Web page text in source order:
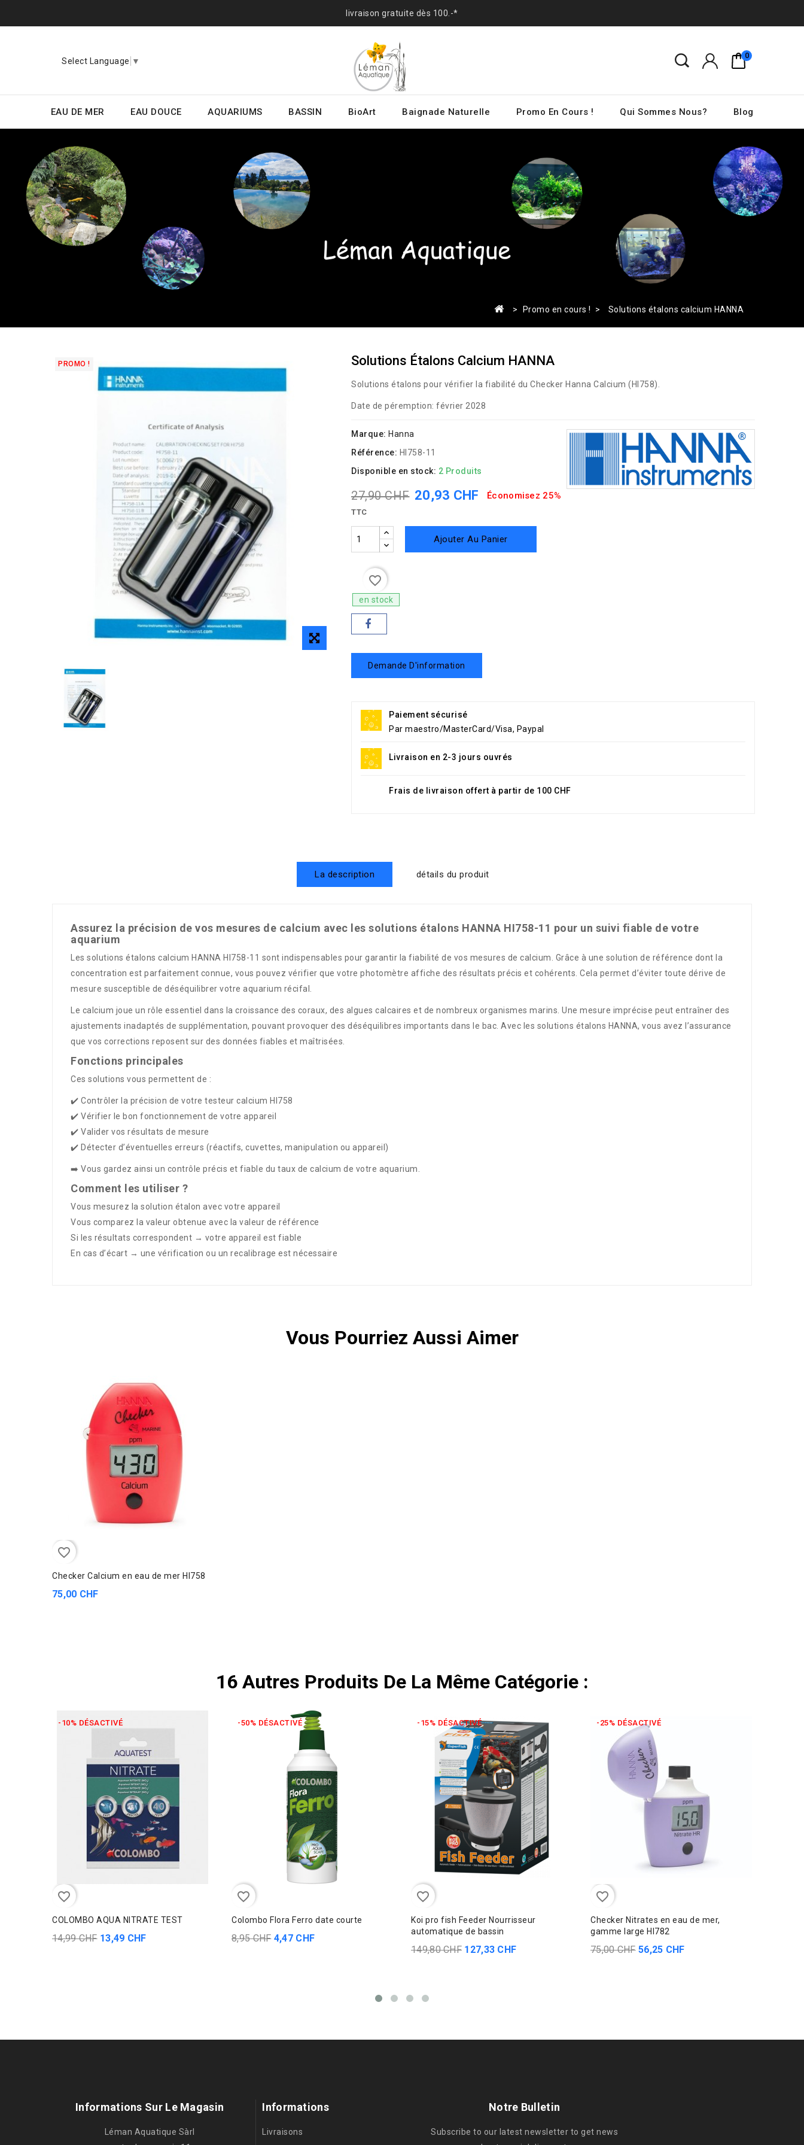
livraison gratuite dès 100.-*
0
Select Language ▼
EAU DE MER EAU DOUCE AQUARIUMS BASSIN BioArt Baignade Naturelle Promo En Cours ! Qui Sommes Nous? Blog
Promo en cours ! Solutions étalons calcium HANNA
PROMO ! Solutions Étalons Calcium HANNA
Solutions étalons pour vérifier la fiabilité du Checker Hanna Calcium (HI758).
Date de péremption: février 2028
Marque: Hanna
Référence: HI758-11
Disponible en stock: 2 Produits
27,90 CHF 20,93 CHF Économisez 25%
TTC
Ajouter Au Panier
favorite_border
en stock
Demande D'information
Paiement sécurisé
Par maestro/MasterCard/Visa, Paypal
Livraison en 2-3 jours ouvrés
Frais de livraison offert à partir de 100 CHF
La description détails du produit
Assurez la précision de vos mesures de calcium avec les solutions étalons HANNA HI758-11 pour un suivi fiable de votre
aquarium
Les solutions étalons calcium HANNA HI758-11 sont indispensables pour garantir la fiabilité de vos mesures de calcium. Grâce à une solution de référence dont la
concentration est parfaitement connue, vous pouvez vérifier que votre photomètre affiche des résultats précis et cohérents. Cela permet d’éviter toute dérive de
mesure susceptible de déséquilibrer votre aquarium récifal.
Le calcium joue un rôle essentiel dans la croissance des coraux, des algues calcaires et de nombreux organismes marins. Une mesure imprécise peut entraîner des
ajustements inadaptés de supplémentation, pouvant provoquer des déséquilibres importants dans le bac. Avec les solutions étalons HANNA, vous avez l’assurance
que vos corrections reposent sur des données fiables et maîtrisées.
Fonctions principales
Ces solutions vous permettent de :
✔️ Contrôler la précision de votre testeur calcium HI758
✔️ Vérifier le bon fonctionnement de votre appareil
✔️ Valider vos résultats de mesure
✔️ Détecter d’éventuelles erreurs (réactifs, cuvettes, manipulation ou appareil)
➡️ Vous gardez ainsi un contrôle précis et fiable du taux de calcium de votre aquarium.
Comment les utiliser ?
Vous mesurez la solution étalon avec votre appareil
Vous comparez la valeur obtenue avec la valeur de référence
Si les résultats correspondent → votre appareil est fiable
En cas d’écart → une vérification ou un recalibrage est nécessaire
Vous Pourriez Aussi Aimer
favorite_border
Checker Calcium en eau de mer HI758
75,00 CHF
16 Autres Produits De La Même Catégorie :
-10% DÉSACTIVÉ
favorite_border
COLOMBO AQUA NITRATE TEST
14,99 CHF 13,49 CHF
-50% DÉSACTIVÉ
favorite_border
Colombo Flora Ferro date courte
8,95 CHF 4,47 CHF
-15% DÉSACTIVÉ
favorite_border
Koi pro fish Feeder Nourrisseur
automatique de bassin
149,80 CHF 127,33 CHF
-25% DÉSACTIVÉ
favorite_border
Checker Nitrates en eau de mer,
gamme large HI782
75,00 CHF 56,25 CHF
Informations Sur Le Magasin
Léman Aquatique Sàrl
Informations
Livraisons
Notre Bulletin
Subscribe to our latest newsletter to get news